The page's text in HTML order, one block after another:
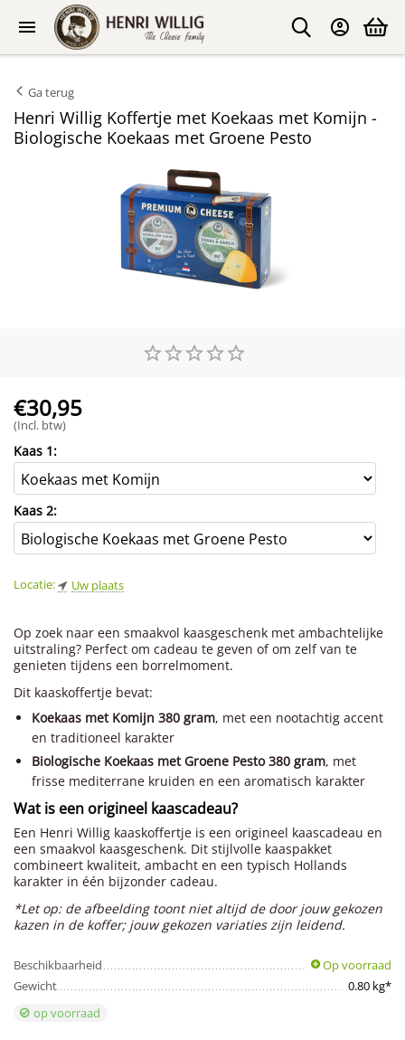
Ga terug
Henri Willig Koffertje met Koekaas met Komijn -
Biologische Koekaas met Groene Pesto
€30,95
(Incl. btw)
Kaas 1:
Kaas 2:
Locatie: Uw plaats
Op zoek naar een smaakvol kaasgeschenk met ambachtelijke
uitstraling? Perfect om cadeau te geven of om zelf van te
genieten tijdens een borrelmoment.
Dit kaaskoffertje bevat:
Koekaas met Komijn 380 gram, met een nootachtig accent
en traditioneel karakter
Biologische Koekaas met Groene Pesto 380 gram, met
frisse mediterrane kruiden en een aromatisch karakter
Wat is een origineel kaascadeau?
Een Henri Willig kaaskoffertje is een origineel kaascadeau en
een smaakvol kaasgeschenk. Dit stijlvolle kaaspakket
combineert kwaliteit, ambacht en een typisch Hollands
karakter in één bijzonder cadeau.
*Let op: de afbeelding toont niet altijd de door jouw gekozen
kazen in de koffer; jouw gekozen variaties zijn leidend.
Beschikbaarheid
Op voorraad
Gewicht
0.80 kg*
op voorraad